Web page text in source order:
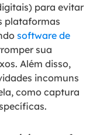
para evitar
plataformas
software de
sua
Além disso,
incomuns
como captura